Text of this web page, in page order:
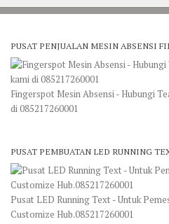
PUSAT PENJUALAN MESIN ABSENSI
Fingerspot Mesin Absensi - Hubungi
di 085217260001
PUSAT PEMBUATAN LED RUNNING
Pusat LED Running Text - Untuk
Customize Hub.085217260001